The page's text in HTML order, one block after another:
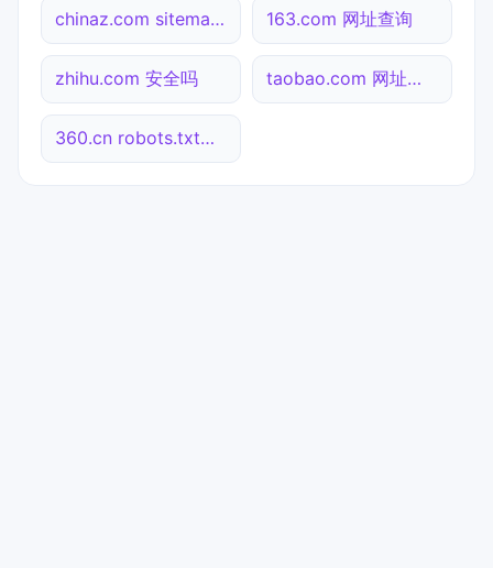
chinaz.com sitemap.xml检测 163.com 网址查询
zhihu.com 安全吗 taobao.com 网址查询
360.cn robots.txt检测